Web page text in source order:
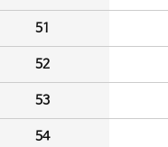
51
52
53
54